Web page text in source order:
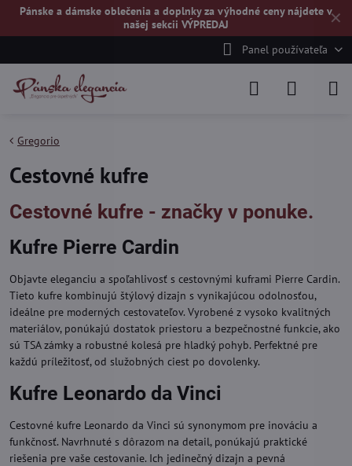
✕
Pánske a dámske oblečenia a doplnky za výhodné ceny nájdete v
našej sekcii VÝPREDAJ
Panel používateľa
Gregorio
Cestovné kufre
Cestovné kufre - značky v ponuke.
Kufre Pierre Cardin
Objavte eleganciu a spoľahlivosť s cestovnými kuframi Pierre Cardin.
Tieto kufre kombinujú štýlový dizajn s vynikajúcou odolnosťou,
ideálne pre moderných cestovateľov. Vyrobené z vysoko kvalitných
materiálov, ponúkajú dostatok priestoru a bezpečnostné funkcie, ako
sú TSA zámky a robustné kolesá pre hladký pohyb. Perfektné pre
každú príležitosť, od služobných ciest po dovolenky.
Kufre Leonardo da Vinci
Cestovné kufre Leonardo da Vinci sú synonymom pre inováciu a
funkčnosť. Navrhnuté s dôrazom na detail, ponúkajú praktické
riešenia pre vaše cestovanie. Ich jedinečný dizajn a pevná